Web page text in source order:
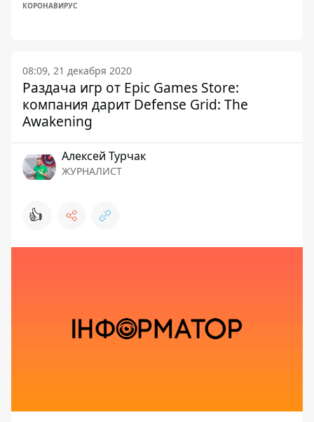
КОРОНАВИРУС
08:09, 21 декабря 2020
Раздача игр от Epic Games Store:
компания дарит Defense Grid: The
Awakening
Алексей Турчак
ЖУРНАЛИСТ
👍